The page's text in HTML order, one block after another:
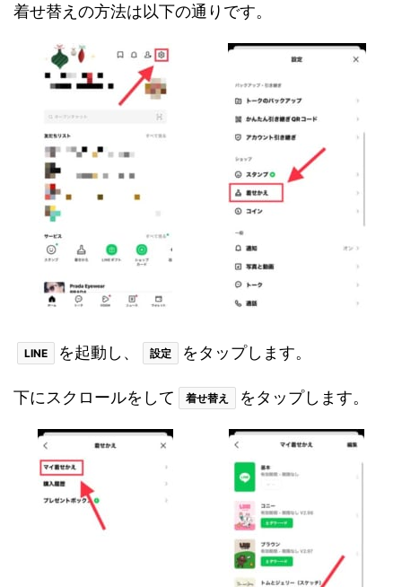
着せ替えの方法は以下の通りです。
LINE を起動し、 設定 をタップします。
下にスクロールをして 着せ替え をタップします。